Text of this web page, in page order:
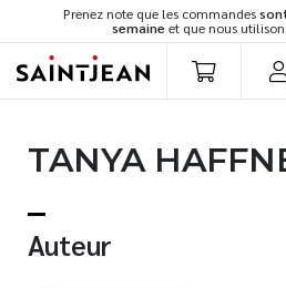
Prenez note que les commandes
semaine et que nous
Romans
Développement personnel
TANYA
Auteur